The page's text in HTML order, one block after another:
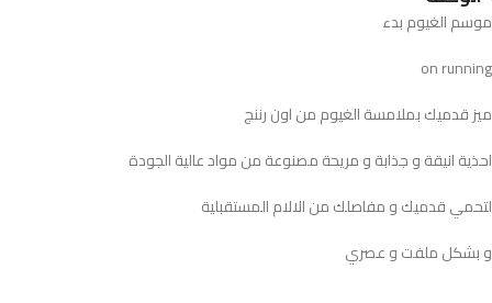
موسم الغيوم بدء
on running
ميز قدميك بملامسة الغيوم من اون رننج
احذية انيقة و جذابة و مريحة مصنوعة من مواد عالية الجودة
لتحمي قدميك و مفاصلك من الالام المستقبلية
و بشكل ملفت و عصري